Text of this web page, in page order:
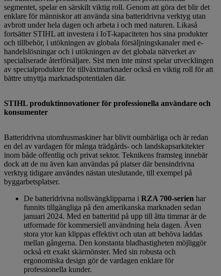
segmentet, spelar en särskilt viktig roll. Genom att göra det blir det
enklare för människor att använda sina batteridrivna verktyg utan
avbrott under hela dagen och arbeta i och med naturen. Likaså
fortsätter STIHL att investera i IoT-kapaciteten hos sina produkter
och tillbehör, i utökningen av globala försäljningskanaler med e-
handelslösningar och i utökningen av det globala nätverket av
specialiserade återförsäljare. Sist men inte minst spelar utvecklingen
av specialprodukter för tillväxtmarknader också en viktig roll för att
bättre utnyttja marknadspotentialen där.
STIHL produktinnovationer för professionella användare och
konsumenter
Batteridrivna utomhusmaskiner har blivit oumbärliga och är redan
en del av vardagen för många trädgårds- och landskapsarkitekter
inom både offentlig och privat sektor. Teknikens framsteg innebär
dock att de nu även kan användas på platser där bensindrivna
verktyg tidigare användes nästan uteslutande, till exempel på
byggarbetsplatser.
De batteridrivna nollsvängklipparna i RZA 700-serien har
funnits tillgängliga på den amerikanska marknaden sedan
januari 2024. Med en batteritid på upp till åtta timmar är de
utformade för kommersiell användning hela dagen. Även
stora ytor kan klippas effektivt och utan att behöva laddas
mellan gångerna. Den konstanta bladhastigheten möjliggör
också ett exakt skärmönster. Med sin robusta och
ergonomiska design gör de vardagen enklare för
professionella kunder.